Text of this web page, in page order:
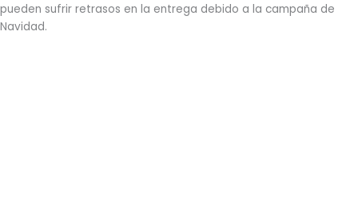
pueden sufrir retrasos en la entrega debido a la campaña de
Navidad.